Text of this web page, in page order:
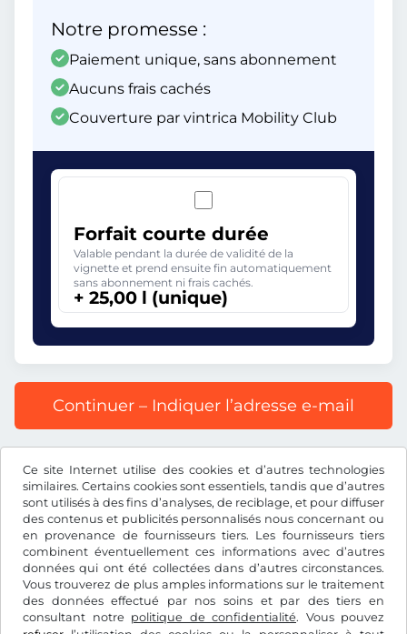
Ce site Internet utilise des cookies et d’autres technologies
similaires. Certains cookies sont essentiels, tandis que d’autres
sont utilisés à des fins d’analyses, de reciblage, et pour diffuser
des contenus et publicités personnalisés nous concernant ou
en provenance de fournisseurs tiers. Les fournisseurs tiers
combinent éventuellement ces informations avec d’autres
données qui ont été collectées dans d’autres circonstances.
Vous trouverez de plus amples informations sur le traitement
des données effectué par nos soins et par des tiers en
consultant notre politique de confidentialité. Vous pouvez
Notre promesse :
Paiement unique, sans abonnement
Aucuns frais cachés
Couverture par vintrica Mobility Club
Forfait courte durée
Valable pendant la durée de validité de la
vignette et prend ensuite fin automatiquement
sans abonnement ni frais cachés.
+ 25,00 l (unique)
Continuer – Indiquer l’adresse e-mail
compris les frais d’enregistrement et la TVA.
RON
Facebook Instagram